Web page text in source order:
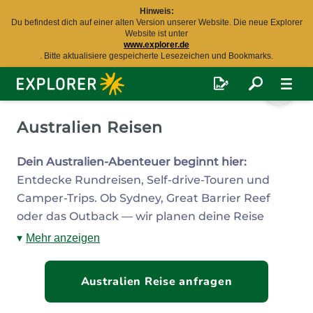
Hinweis:
Du befindest dich auf einer alten Version unserer Website. Die neue Explorer
Website ist unter
www.explorer.de
. Bitte aktualisiere gespeicherte Lesezeichen und Bookmarks.
Explorer
Fernreisen
Australien Reisen
Dein Australien-Abenteuer beginnt hier:
Entdecke Rundreisen, Self-drive-Touren und
Camper-Trips. Ob Sydney, Great Barrier Reef
oder das Outback — wir planen deine Reise
individuell und unverbindlich.
Australien zählt zu den vielfältigsten Reisezielen
weltweit. Mit einer Fläche fast so großwie
Mehr anzeigen
Australien Reise anfragen